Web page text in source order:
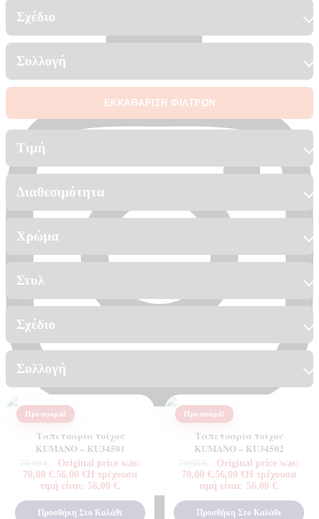
Σχέδιο
Συλλογή
ΕΚΚΑΘΑΡΙΣΗ ΦΙΛΤΡΩΝ
Τιμή
Διαθεσιμότητα
Χρώμα
Στυλ
Σχέδιο
Συλλογή
Προσφορά!
Ταπετσαρία τοίχου
KUMANO – KU34501
Original price was:
70,00 €.56,00 € Η τρέχουσα
τιμή είναι: 56,00 €.
Προσθήκη Στο Καλάθι
Προσφορά!
Ταπετσαρία τοίχου
KUMANO – KU34502
Original price was:
70,00 €.56,00 € Η τρέχουσα
τιμή είναι: 56,00 €.
Προσθήκη Στο Καλάθι